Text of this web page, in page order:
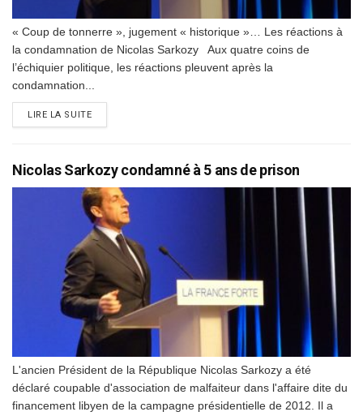
« Coup de tonnerre », jugement « historique »… Les réactions à
la condamnation de Nicolas Sarkozy Aux quatre coins de
l’échiquier politique, les réactions pleuvent après la
condamnation...
LIRE LA SUITEDETAILS
Nicolas Sarkozy condamné à 5 ans de prison
L'ancien Président de la République Nicolas Sarkozy a été
déclaré coupable d'association de malfaiteur dans l'affaire dite du
financement libyen de la campagne présidentielle de 2012. Il a